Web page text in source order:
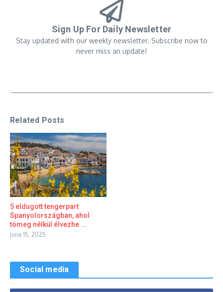
Sign Up For Daily Newsletter
Stay updated with our weekly newsletter. Subscribe now to
never miss an update!
Related Posts
5 eldugott tengerpart
Spanyolországban, ahol
tömeg nélkül élvezhe ...
June 15, 2025
Social media